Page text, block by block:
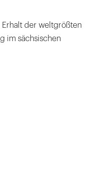
der weltgrößten
im sächsischen